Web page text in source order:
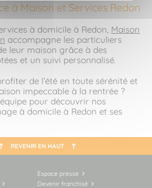
à Maison et Services Redon
à domicile à Redon, Maison
accompagne les particuliers
leur maison grâce à des
et un suivi personnalisé.
de l’été en toute sérénité et
impeccable à la rentrée ?
pour découvrir nos
à domicile à Redon et ses
REVENIR EN HAUT
Espace presse
Devenir franchisé